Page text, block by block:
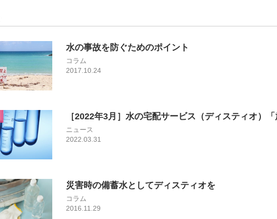
水の事故を防ぐためのポイント
コラム
2017.10.24
［2022年3月］水の宅配サービス（ディスティオ）
ニュース
2022.03.31
災害時の備蓄水としてディスティオを
コラム
2016.11.29